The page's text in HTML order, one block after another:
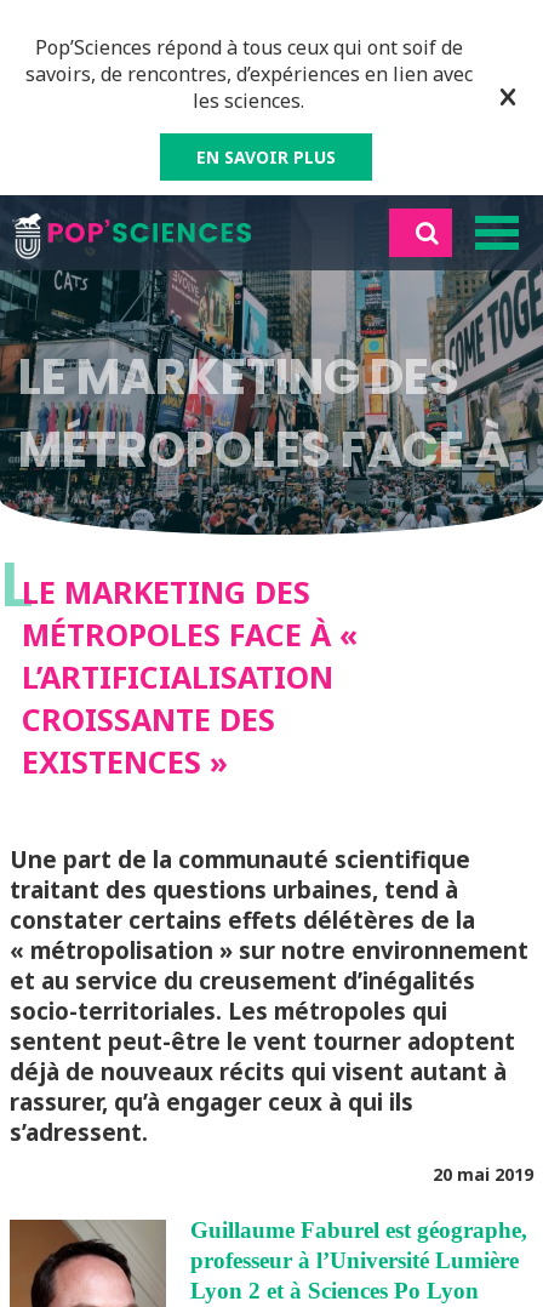
Pop’Sciences répond à tous ceux qui ont soif de
savoirs, de rencontres, d’expériences en lien avec
les sciences.
EN SAVOIR PLUS
LE MARKETING DES
MÉTROPOLES FACE À
«
L’ARTIFICIALISATION
CROISSANTE DES
EXISTENCES »
LLE MARKETING DES
MÉTROPOLES FACE À «
L’ARTIFICIALISATION
CROISSANTE DES
EXISTENCES »
Une part de la communauté scientifique
traitant des questions urbaines, tend à
constater certains effets délétères de la
« métropolisation » sur notre environnement
et au service du creusement d’inégalités
socio-territoriales. Les métropoles qui
sentent peut-être le vent tourner adoptent
déjà de nouveaux récits qui visent autant à
rassurer, qu’à engager ceux à qui ils
s’adressent.
20 mai 2019
Guillaume Faburel est géographe,
professeur à l’Université Lumière
Lyon 2 et à Sciences Po Lyon